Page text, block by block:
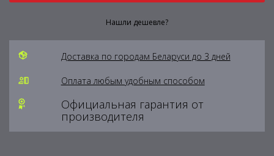
Нашли дешевле?
Доставка по городам Беларуси до 3 дней
Оплата любым удобным способом
Официальная гарантия от
производителя